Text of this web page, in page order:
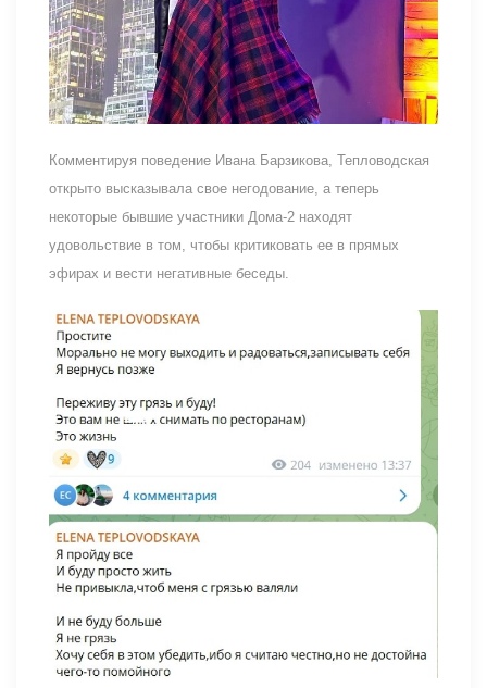
Комментируя поведение Ивана Барзикова, Тепловодская
открыто высказывала свое негодование, а теперь
некоторые бывшие участники Дома-2 находят
удовольствие в том, чтобы критиковать ее в прямых
эфирах и вести негативные беседы.